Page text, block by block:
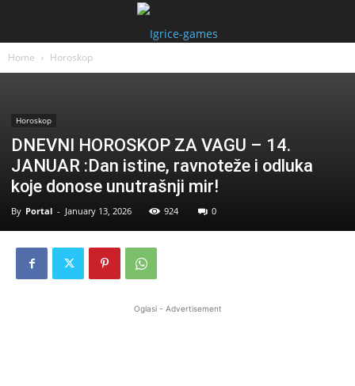
Home Horoskop
Horoskop
DNEVNI HOROSKOP ZA VAGU – 14.
JANUAR :Dan istine, ravnoteže i odluka
koje donose unutrašnji mir!
By Portal - January 13, 2026 924 0
Oglasi - Advertisement